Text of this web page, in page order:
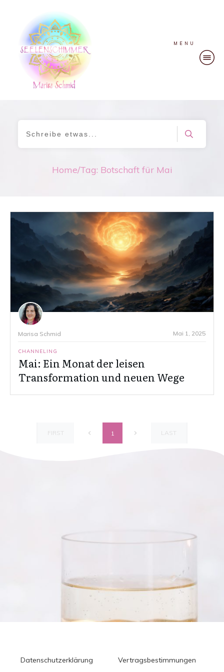
MENU
Home/Tag: Botschaft für Mai
Marisa Schmid Mai 1, 2025
CHANNELING
Mai: Ein Monat der leisen
Transformation und neuen Wege
FIRST 1 LAST
Datenschutzerklärung
Vertragsbestimmungen